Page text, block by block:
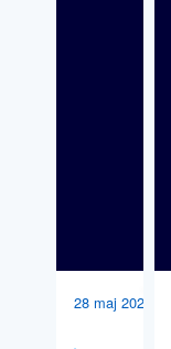
28 maj 2026